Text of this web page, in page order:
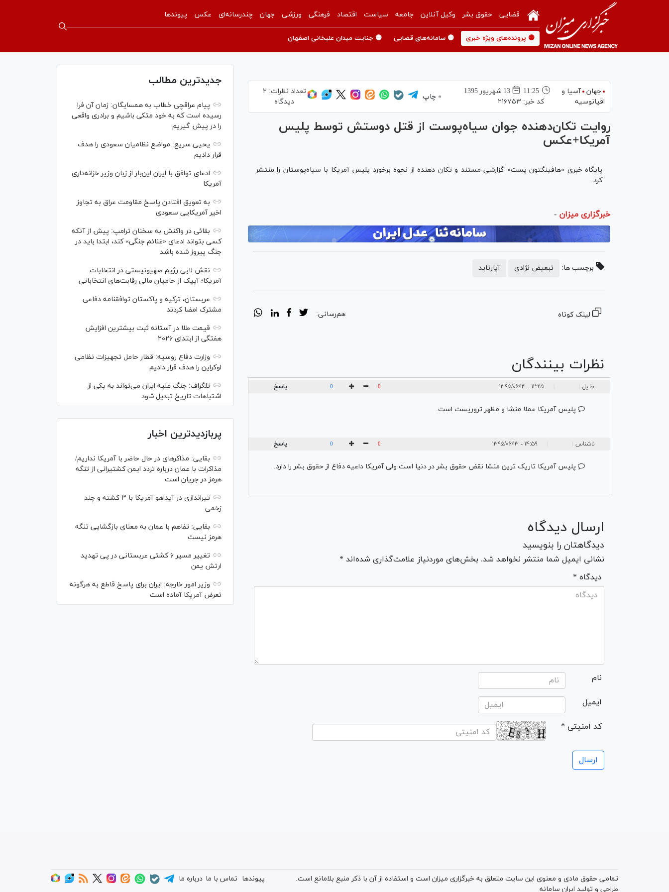
قضایی حقوق بشر وکیل آنلاین جامعه سیاست اقتصاد فرهنگی ورزشی جهان چندرسانه‌ای عکس پیوندها
🟡 پرونده‌های ویژه خبری 🟡 سامانه‌های قضایی 🟡 جنایت میدان علیخانی اصفهان
جهان آسیا و
اقیانوسیه
11:25
13 شهريور 1395
کد خبر: ۲۱۶۷۵۳
چاپ
تعداد نظرات: ۲
دیدگاه
روایت تکان‌دهنده جوان سیاه‌پوست از قتل دوستش توسط پلیس
آمریکا+عکس
پایگاه خبری «هافینگتون پست» گزارشی مستند و تکان دهنده از نحوه برخورد پلیس آمریکا با سیاه‌پوستان را منتشر
کرد.
خبرگزاری میزان -
برچسب ها: تبعیض نژادی آپارتاید
لینک کوتاه هم‌رسانی:
نظرات بینندگان
خليل ۱۲:۲۵ - ۱۳۹۵/۰۶/۱۳ 0
0 پاسخ
پليس آمريكا عملا منشا و مظهر تروريست است.
ناشناس ۱۴:۵۹ - ۱۳۹۵/۰۶/۱۳ 0
0 پاسخ
پلیس آمریکا تاریک ترین منشا نقض حقوق بشر در دنیا است ولی آمریکا داعیه دفاع از حقوق بشر را دارد.
ارسال دیدگاه
دیدگاهتان را بنویسید
نشانی ایمیل شما منتشر نخواهد شد. بخش‌های موردنیاز علامت‌گذاری شده‌اند *
* دیدگاه
نام
ایمیل
* کد امنیتی
جدیدترین مطالب
پیام عراقچی خطاب به همسایگان: زمان آن فرا
رسیده است که به خود متکی باشیم و برادری واقعی
را در پیش گیریم
یحیی سریع: مواضع نظامیان سعودی را هدف
قرار دادیم
ادعای توافق با ایران این‌بار از زبان وزیر خزانه‌داری
آمریکا
به تعویق افتادن پاسخ مقاومت عراق به تجاوز
اخیر آمریکایی سعودی
بقائی در واکنش به سخنان ترامپ: پیش از آنکه
کسی بتواند ادعای «غنائم جنگی» کند، ابتدا باید در
جنگ پیروز شده باشد
نقش لابی رژیم صهیونیستی در انتخابات
آمریکا؛ آیپک از حامیان مالی رقابت‌های انتخاباتی
عربستان، ترکیه و پاکستان توافقنامه دفاعی
مشترک امضا کردند
قیمت طلا در آستانه ثبت بیشترین افزایش
هفتگی از ابتدای ۲۰۲۶
وزارت دفاع روسیه: قطار حامل تجهیزات نظامی
اوکراین را هدف قرار دادیم
تلگراف: جنگ علیه ایران می‌تواند به یکی از
اشتباهات تاریخ تبدیل شود
پربازدیدترین اخبار
بقایی: مذاکره‎ای در حال حاضر با آمریکا نداریم/
مذاکرات با عمان درباره تردد ایمن کشتیرانی از تنگه
هرمز در جریان است
تیراندازی در آیداهو آمریکا با ۳ کشته و چند
زخمی
بقایی: تفاهم با عمان به معنای بازگشایی تنگه
هرمز نیست
تغییر مسیر ۶ کشتی عربستانی در پی تهدید
ارتش یمن
وزیر امور خارجه: ایران برای پاسخ قاطع به هرگونه
تعرض آمریکا آماده است
تمامی حقوق مادی و معنوی این سایت متعلق به خبرگزاری میزان است و استفاده از آن با ذکر منبع بلامانع است.
طراحی و تولید ایران سامانه
پیوندها تماس با ما درباره ما